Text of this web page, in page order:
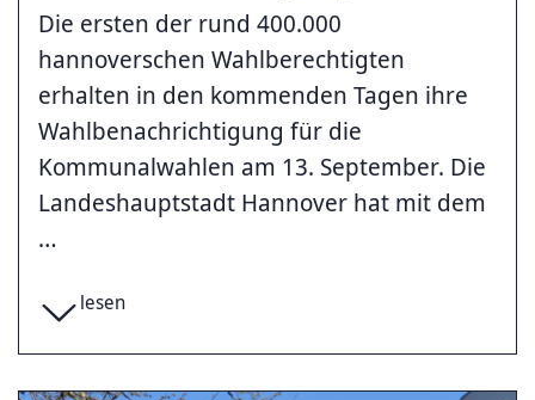
Die ersten der rund 400.000
hannoverschen Wahlberechtigten
erhalten in den kommenden Tagen ihre
Wahlbenachrichtigung für die
Kommunalwahlen am 13. September. Die
Landeshauptstadt Hannover hat mit dem
…
lesen